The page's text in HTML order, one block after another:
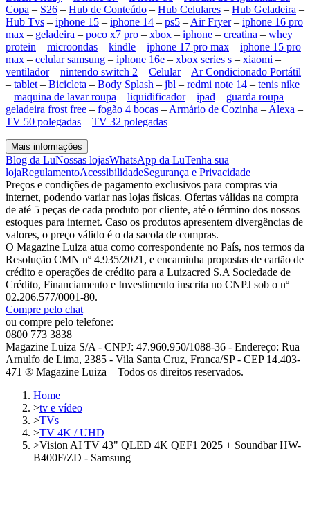
Copa – S26 – Hub de Conteúdo – Hub Celulares – Hub Geladeira –
Hub Tvs – iphone 15 – iphone 14 – ps5 – Air Fryer– iphone 16 pro
max – geladeira – poco x7 pro – xbox – iphone – creatina – whey
protein – microondas – kindle – iphone 17 pro max – iphone 15 pro
max – celular samsung – iphone 16e – xbox series s – xiaomi –
ventilador– nintendo switch 2 – Celular– Ar Condicionado Portátil
– tablet – Bicicleta – Body Splash – jbl – redmi note 14 – tenis nike
– maquina de lavar roupa – liquidificador– ipad – guarda roupa –
geladeira frost free – fogão 4 bocas – Armário de Cozinha – Alexa –
TV 50 polegadas – TV 32 polegadas
Mais informações
Blog da LuNossas lojasWhatsApp da LuTenha sua
lojaRegulamentoAcessibilidadeSegurança e Privacidade
Preços e condições de pagamento exclusivos para compras via
internet, podendo variar nas lojas físicas. Ofertas válidas na compra
de até 5 peças de cada produto por cliente, até o término dos nossos
estoques para internet. Caso os produtos apresentem divergências de
valores, o preço válido é o da sacola de compras.
O Magazine Luiza atua como correspondente no País, nos termos da
Resolução CMN nº 4.935/2021, e encaminha propostas de cartão de
crédito e operações de crédito para a Luizacred S.A Sociedade de
Crédito, Financiamento e Investimento inscrita no CNPJ sob o nº
02.206.577/0001-80.
Compre pelo chat
ou compre pelo telefone:
0800 773 3838
Magazine Luiza S/A - CNPJ: 47.960.950/1088-36 - Endereço: Rua
Arnulfo de Lima, 2385 - Vila Santa Cruz, Franca/SP - CEP 14.403-
471 ® Magazine Luiza – Todos os direitos reservados.
Home
>tv e vídeo
>TVs
>TV 4K / UHD
>Vision AI TV 43" QLED 4K QEF1 2025 + Soundbar HW-
B400F/ZD - Samsung